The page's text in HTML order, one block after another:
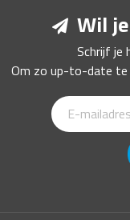
Wil
Schrijf je
Om zo up-to-date te